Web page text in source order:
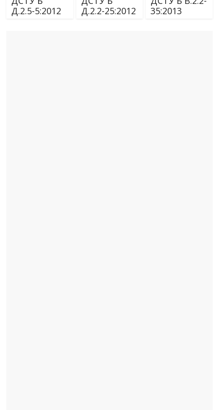
Д.2.5-5:2012
Д.2.2-25:2012
35:2013